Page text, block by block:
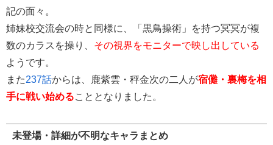
記の面々。
姉妹校交流会の時と同様に、「黒鳥操術」を持つ冥冥が複
数のカラスを操り、 その視界をモニターで映し出している
ようです。
また237話からは、鹿紫雲・秤金次の二人が宿儺・裏梅を相
手に戦い始めることとなりました。
未登場・詳細が不明なキャラまとめ